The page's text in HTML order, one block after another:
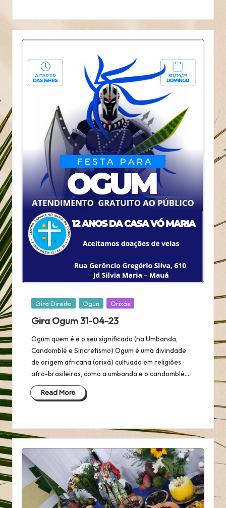
Posted
Gira Direita Ogun Orixás
Gira Ogum 31-04-23
Ogum quem é e o seu significado (na Umbanda,
Candomblé e Sincretismo) Ogum é uma divindade
de origem africana (orixá) cultuado em religiões
afro-brasileiras, como a umbanda e o candomblé.…
Read More